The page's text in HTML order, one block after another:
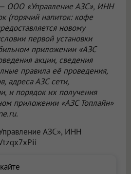
ООО «Управление АЗС», ИНН
(горячий напиток: кофе
новому
первой установки
приложении «АЗС
акции, сведения
правила её проведения,
адреса АЗС сети,
и порядок их получения
приложении «АЗС Топлайн»
АЗС», ИНН